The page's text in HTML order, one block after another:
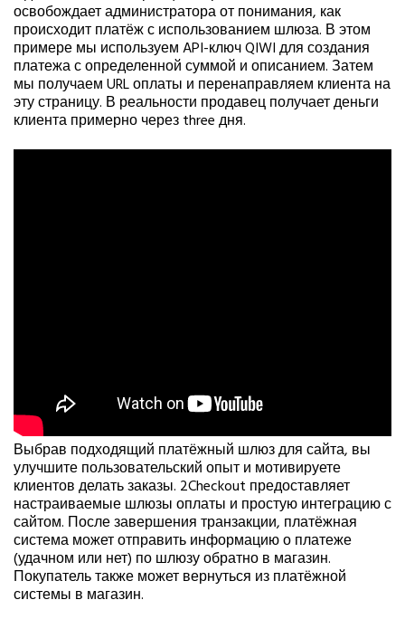
освобождает администратора от понимания, как
происходит платёж с использованием шлюза. В этом
примере мы используем API-ключ QIWI для создания
платежа с определенной суммой и описанием. Затем
мы получаем URL оплаты и перенаправляем клиента на
эту страницу. В реальности продавец получает деньги
клиента примерно через three дня.
Выбрав подходящий платёжный шлюз для сайта, вы
улучшите пользовательский опыт и мотивируете
клиентов делать заказы. 2Checkout предоставляет
настраиваемые шлюзы оплаты и простую интеграцию с
сайтом. После завершения транзакции, платёжная
система может отправить информацию о платеже
(удачном или нет) по шлюзу обратно в магазин.
Покупатель также может вернуться из платёжной
системы в магазин.